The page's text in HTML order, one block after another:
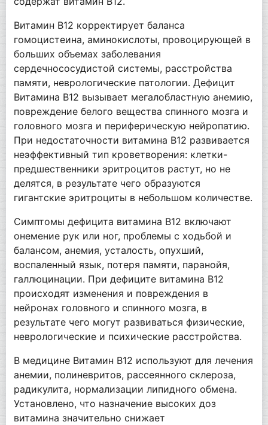
Витамин В12 корректирует баланса
гомоцистеина, аминокислоты, провоцирующей в
больших объемах заболевания
сердечнососудистой системы, расстройства
памяти, неврологические патологии. Дефицит
Витамина В12 вызывает мегалобластную анемию,
повреждение белого вещества спинного мозга и
головного мозга и периферическую нейропатию.
При недостаточности витамина В12 развивается
неэффективный тип кроветворения: клетки-
предшественники эритроцитов растут, но не
делятся, в результате чего образуются
гигантские эритроциты в небольшом количестве.
Симптомы дефицита витамина B12 включают
онемение рук или ног, проблемы с ходьбой и
балансом, анемия, усталость, опухший,
воспаленный язык, потеря памяти, паранойя,
галлюцинации. При дефиците витамина В12
происходят изменения и повреждения в
нейронах головного и спинного мозга, в
результате чего могут развиваться физические,
неврологические и психические расстройства.
В медицине Витамин В12 используют для лечения
анемии, полиневритов, рассеянного склероза,
радикулита, нормализации липидного обмена.
Установлено, что назначение высоких доз
витамина значительно снижает